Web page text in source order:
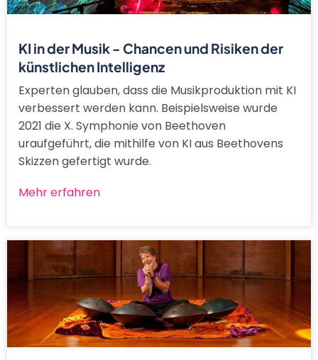
KI in der Musik - Chancen und Risiken der
künstlichen Intelligenz
Experten glauben, dass die Musikproduktion mit KI
verbessert werden kann. Beispielsweise wurde
2021 die X. Symphonie von Beethoven
uraufgeführt, die mithilfe von KI aus Beethovens
Skizzen gefertigt wurde.
Mehr erfahren